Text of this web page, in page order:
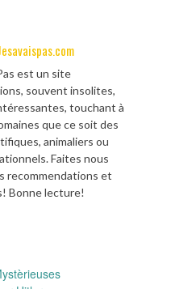
est un site
souvent insolites,
touchant à
que ce soit des
animaliers ou
Faites nous
recommendations et
Bonne lecture!